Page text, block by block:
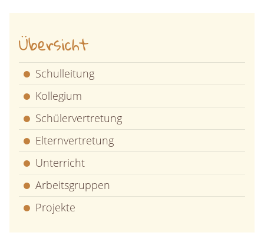
Übersicht
Schulleitung
Kollegium
Schülervertretung
Elternvertretung
Unterricht
Arbeitsgruppen
Projekte